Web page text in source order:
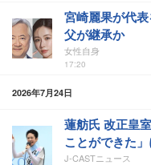
宮崎麗果が代
父が継承か
女性自身
17:20
2026年7月24日
蓮舫氏 改正皇
ことができた
J-CASTニュース